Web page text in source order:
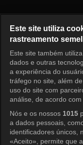
Este site utiliza
rastreamento
Este site também
dados e outras
a experiência do
tráfego no site, além
uso do site com
análise, de acordo
Nós e os nossos 1015
a dados pessoais,
identificadores únicos,
«Aceito», permite que